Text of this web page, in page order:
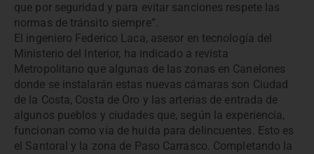
que por seguridad y para evitar sanciones respete las
normas de tránsito siempre”.
El ingeniero Federico Laca, asesor en tecnología del
Ministerio del Interior, ha indicado a revista
Metropolitano que algunas de las zonas en Canelones
donde se instalarán estas nuevas cámaras son Ciudad
de la Costa, Costa de Oro y las arterias de entrada de
algunos pueblos y ciudades que, según la experiencia,
funcionan como vía de huida para delincuentes. Esto es
el Santoral y la zona de Paso Carrasco. Completando la